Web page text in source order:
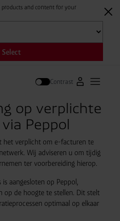
products and content for your
Select
Contrast Naar
op verplichte
Peppol
het verplicht om e-facturen te
Wij adviseren u om tijdig
ter voorbereiding hierop.
aangesloten op Peppol,
op de hoogte te stellen. Dit stelt
optimaal op elkaar